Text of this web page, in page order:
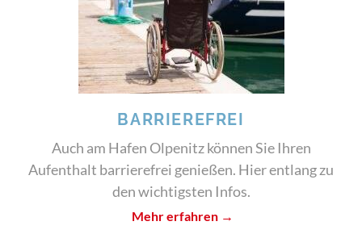
BARRIEREFREI
Auch am Hafen Olpenitz können Sie Ihren
Aufenthalt barrierefrei genießen. Hier entlang zu
den wichtigsten Infos.
Mehr erfahren →